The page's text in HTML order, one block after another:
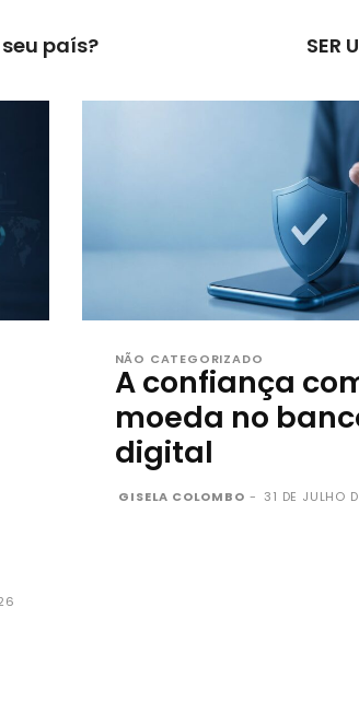
país? SER
NÃO CATEGORIZADO
A confiança
moeda no
digital
GISELA COLOMBO - 31 DE JULHO